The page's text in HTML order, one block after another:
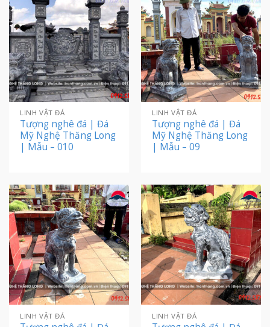
LINH VẬT ĐÁ
Tượng nghê đá | Đá
Mỹ Nghệ Thăng Long
| Mẫu – 010
LINH VẬT ĐÁ
Tượng nghê đá | Đá
Mỹ Nghệ Thăng Long
| Mẫu – 09
LINH VẬT ĐÁ LINH VẬT ĐÁ